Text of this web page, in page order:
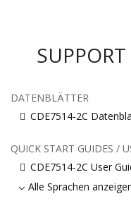
DATENBLÄTTER
CDE7514-2C
QUICK START GUIDES /
CDE7514-2C User
Alle Sprachen